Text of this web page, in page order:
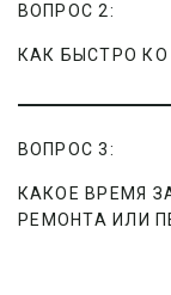
ВОПРОС 2:
КАК БЫСТРО
ВОПРОС 3:
КАКОЕ ВРЕМЯ
РЕМОНТА ИЛИ